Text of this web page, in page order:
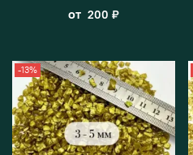
от 200 ₽
-13%